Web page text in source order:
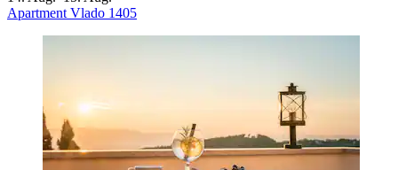
Apartment Vlado 1405